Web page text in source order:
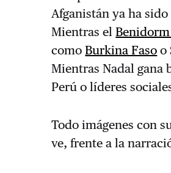
Afganistán ya ha
Mientras el
comoBurkina Faso o
Mientras Nadal gana
Perú o líderes
Todo imágenes con
ve, frente a la